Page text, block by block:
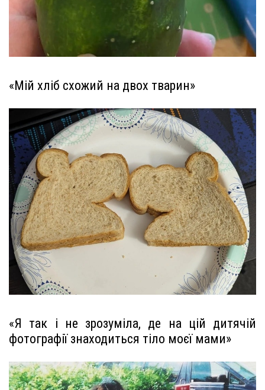
«Мій хліб схожий на двох тварин»
«Я так і не зрозуміла, де на цій дитячій
фотографії знаходиться тіло моєї мами»